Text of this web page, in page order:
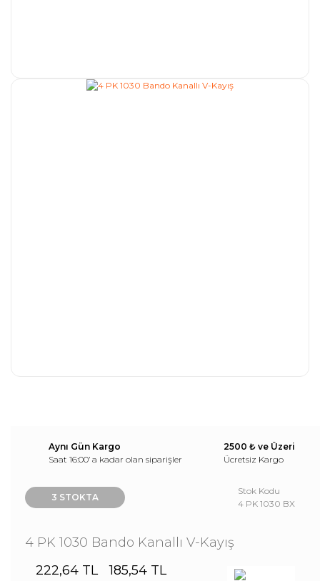
Aynı Gün Kargo
Saat 16:00’ a kadar olan siparişler
2500 ₺ ve Üzeri
Ücretsiz Kargo
3 STOKTA
Stok Kodu
4 PK 1030 BX
4 PK 1030 Bando Kanallı V-Kayış
222,64 TL
185,54 TL